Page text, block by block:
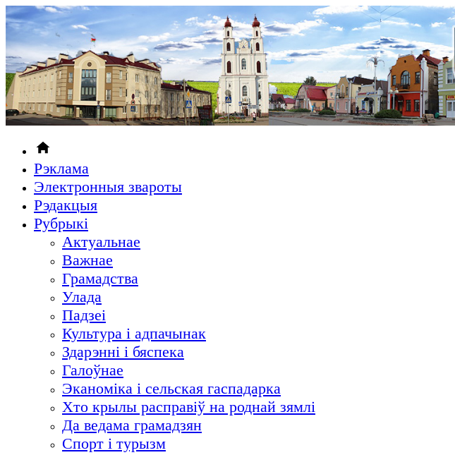
Рэклама
Электронныя звароты
Рэдакцыя
Рубрыкi
Актуальнае
Важнае
Грамадства
Улада
Падзеі
Культура і адпачынак
Здарэнні і бяспека
Галоўнае
Эканоміка і сельская гаспадарка
Хто крылы расправіў на роднай зямлі
Да ведама грамадзян
Спорт і турызм